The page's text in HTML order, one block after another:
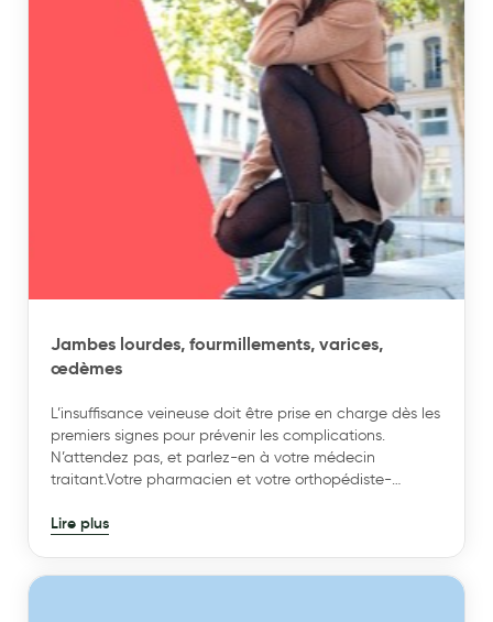
Jambes lourdes, fourmillements, varices,
œdèmes
L’insuffisance veineuse doit être prise en charge dès les
premiers signes pour prévenir les complications.
N’attendez pas, et parlez-en à votre médecin
traitant.Votre pharmacien et votre orthopédiste-
répondre à vos questions.La Haute Autorité de Santé
Lire plus